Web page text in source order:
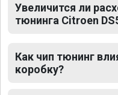
Увеличится ли
тюнинга Citroen
Как чип тюнинг
коробку?